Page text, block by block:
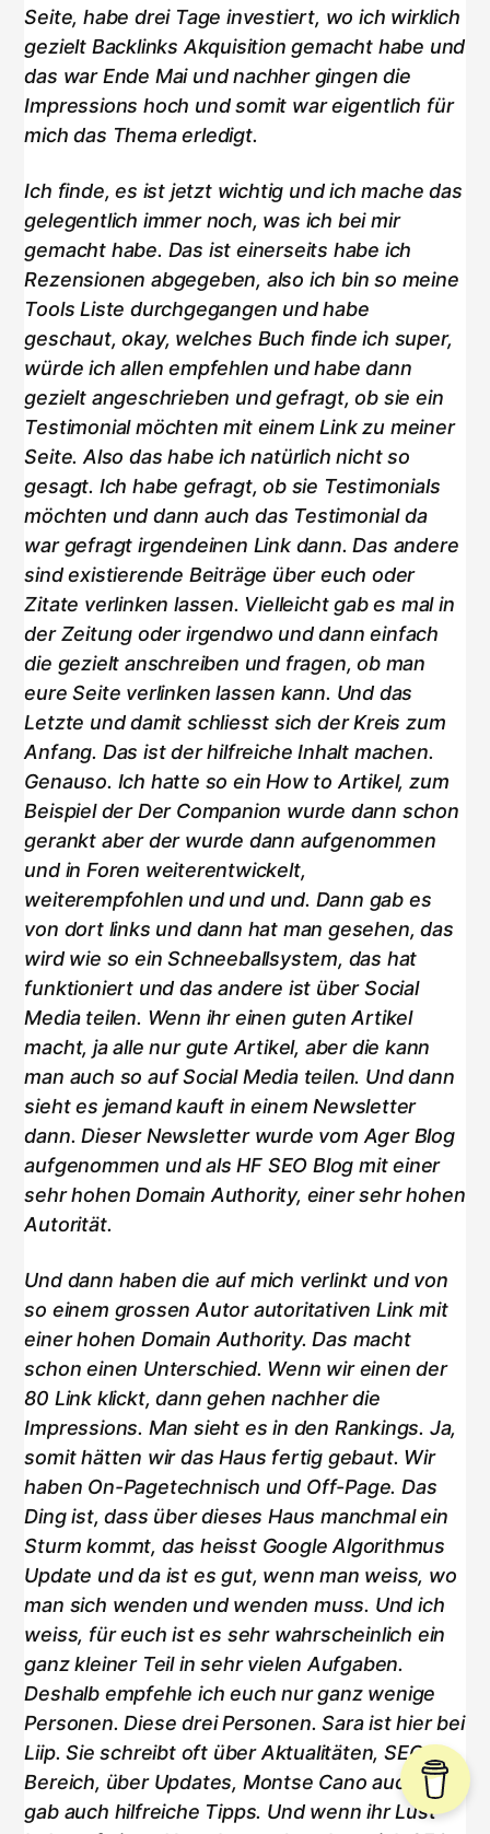
Seite, habe drei Tage investiert, wo ich wirklich
gezielt Backlinks Akquisition gemacht habe und
das war Ende Mai und nachher gingen die
Impressions hoch und somit war eigentlich für
mich das Thema erledigt.
Ich finde, es ist jetzt wichtig und ich mache das
gelegentlich immer noch, was ich bei mir
gemacht habe. Das ist einerseits habe ich
Rezensionen abgegeben, also ich bin so meine
Tools Liste durchgegangen und habe
geschaut, okay, welches Buch finde ich super,
würde ich allen empfehlen und habe dann
gezielt angeschrieben und gefragt, ob sie ein
Testimonial möchten mit einem Link zu meiner
Seite. Also das habe ich natürlich nicht so
gesagt. Ich habe gefragt, ob sie Testimonials
möchten und dann auch das Testimonial da
war gefragt irgendeinen Link dann. Das andere
sind existierende Beiträge über euch oder
Zitate verlinken lassen. Vielleicht gab es mal in
der Zeitung oder irgendwo und dann einfach
die gezielt anschreiben und fragen, ob man
eure Seite verlinken lassen kann. Und das
Letzte und damit schliesst sich der Kreis zum
Anfang. Das ist der hilfreiche Inhalt machen.
Genauso. Ich hatte so ein How to Artikel, zum
Beispiel der Der Companion wurde dann schon
gerankt aber der wurde dann aufgenommen
und in Foren weiterentwickelt,
weiterempfohlen und und und. Dann gab es
von dort links und dann hat man gesehen, das
wird wie so ein Schneeballsystem, das hat
funktioniert und das andere ist über Social
Media teilen. Wenn ihr einen guten Artikel
macht, ja alle nur gute Artikel, aber die kann
man auch so auf Social Media teilen. Und dann
sieht es jemand kauft in einem Newsletter
dann. Dieser Newsletter wurde vom Ager Blog
aufgenommen und als HF SEO Blog mit einer
sehr hohen Domain Authority, einer sehr hohen
Autorität.
Und dann haben die auf mich verlinkt und von
so einem grossen Autor autoritativen Link mit
einer hohen Domain Authority. Das macht
schon einen Unterschied. Wenn wir einen der
80 Link klickt, dann gehen nachher die
Impressions. Man sieht es in den Rankings. Ja,
somit hätten wir das Haus fertig gebaut. Wir
haben On-Pagetechnisch und Off-Page. Das
Ding ist, dass über dieses Haus manchmal ein
Sturm kommt, das heisst Google Algorithmus
Update und da ist es gut, wenn man weiss, wo
man sich wenden und wenden muss. Und ich
weiss, für euch ist es sehr wahrscheinlich ein
ganz kleiner Teil in sehr vielen Aufgaben.
Deshalb empfehle ich euch nur ganz wenige
Personen. Diese drei Personen. Sara ist hier bei
Liip. Sie schreibt oft über Aktualitäten, SEO
Bereich, über Updates, Montse Cano auch und
gab auch hilfreiche Tipps. Und wenn ihr Lust